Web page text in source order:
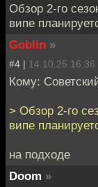
Обзор 2-го
випе
Goblin »
#4 | 14.10.25 16:36
Кому:
> Обзор 2-го
випе
на подходе
Doom »